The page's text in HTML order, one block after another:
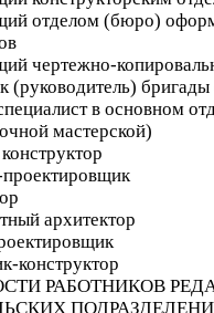
отделом (бюро)
чертежно-
(руководитель)
в основном
мастерской)
архитектор
конструктор
РАБОТНИКОВ